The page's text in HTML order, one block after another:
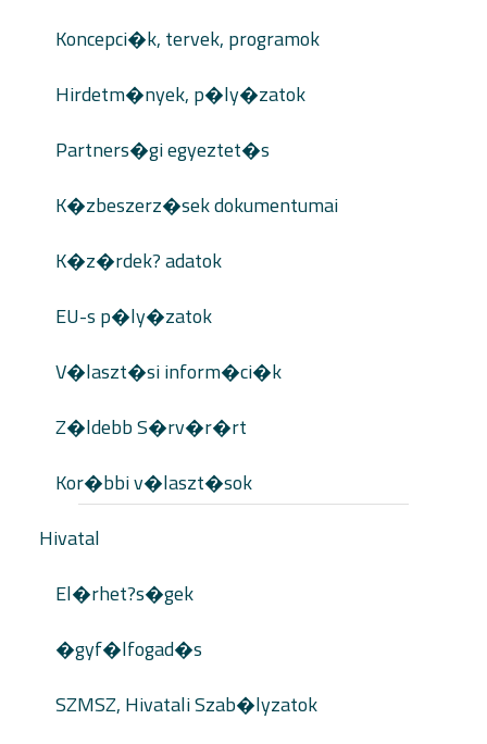
Koncepci�k, tervek, programok
Hirdetm�nyek, p�ly�zatok
Partners�gi egyeztet�s
K�zbeszerz�sek dokumentumai
K�z�rdek? adatok
EU-s p�ly�zatok
V�laszt�si inform�ci�k
Z�ldebb S�rv�r�rt
Kor�bbi v�laszt�sok
Hivatal
El�rhet?s�gek
�gyf�lfogad�s
SZMSZ, Hivatali Szab�lyzatok